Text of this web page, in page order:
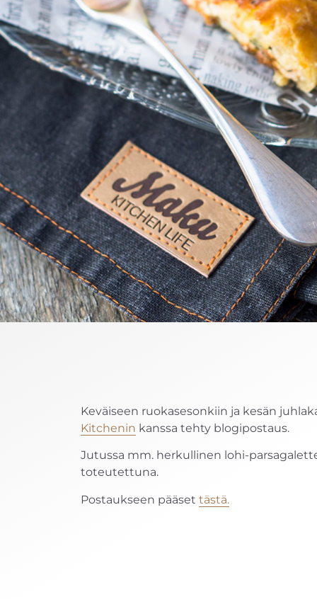
Keväiseen ruokasesonkiin ja kesän
Kitchenin kanssa tehty blogipostaus.
Jutussa mm. herkullinen lohi-
toteutettuna.
Postaukseen pääset tästä.